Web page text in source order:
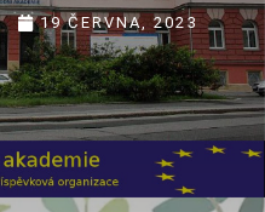
19 ČERVNA, 2023